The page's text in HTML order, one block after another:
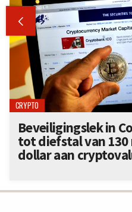

CRYPTO
Beveiligingslek in
tot diefstal van 130
dollar aan